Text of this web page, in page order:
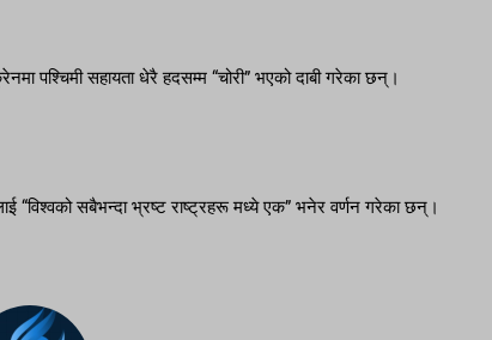
पश्चिमी सहायता धेरै हदसम्म “चोरी” भएको दाबी गरेका छन्।
“विश्वको सबैभन्दा भ्रष्ट राष्ट्रहरू मध्ये एक” भनेर वर्णन गरेका छन्।